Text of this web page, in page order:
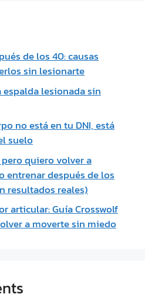
de los 40: causas
sin lesionarte
lesionada sin
no está en tu DNI, está
suelo
quiero volver a
entrenar después de los
resultados reales)
articular: Guía Crosswolf
a moverte sin miedo